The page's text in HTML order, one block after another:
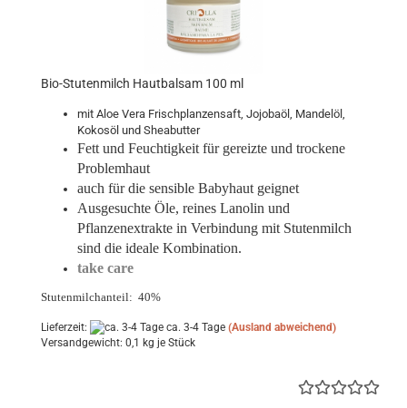
Bio-Stutenmilch Hautbalsam 100 ml
mit Aloe Vera Frischplanzensaft, Jojobaöl, Mandelöl,
Kokosöl und Sheabutter
Fett und Feuchtigkeit für gereizte und trockene
Problemhaut
auch für die sensible Babyhaut geignet
Ausgesuchte Öle, reines Lanolin und
Pflanzenextrakte in Verbindung mit Stutenmilch
sind die ideale Kombination.
take care
Stutenmilchanteil: 40%
Lieferzeit: ca. 3-4 Tage (Ausland abweichend)
Versandgewicht: 0,1 kg je Stück